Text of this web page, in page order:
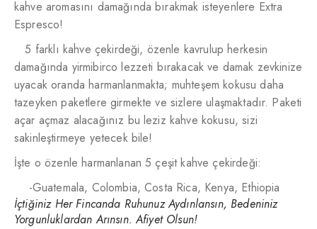
kahve aromasını damağında bırakmak isteyenlere Extra
Espresco!
5 farklı kahve çekirdeği, özenle kavrulup herkesin
damağında yirmibirco lezzeti bırakacak ve damak zevkinize
uyacak oranda harmanlanmakta; muhteşem kokusu daha
tazeyken paketlere girmekte ve sizlere ulaşmaktadır. Paketi
açar açmaz alacağınız bu leziz kahve kokusu, sizi
sakinleştirmeye yetecek bile!
İşte o özenle harmanlanan 5 çeşit kahve çekirdeği:
-Guatemala, Colombia, Costa Rica, Kenya, Ethiopia
İçtiğiniz Her Fincanda Ruhunuz Aydınlansın, Bedeniniz
Yorgunluklardan Arınsın. Afiyet Olsun!